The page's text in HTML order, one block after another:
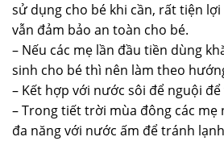
sử dụng cho bé khi cần, rất tiện
vẫn đảm bảo an toàn cho bé.
– Nếu các mẹ lần đầu tiền dùng
sinh cho bé thì nên làm theo
– Kết hợp với nước sôi để nguội
– Trong tiết trời mùa đông các mẹ
đa năng với nước ấm để tránh